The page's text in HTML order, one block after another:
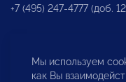
+7 (495) 247-4777 (доб.
Бюро по защите
инвесторов
Мы используем
как Вы